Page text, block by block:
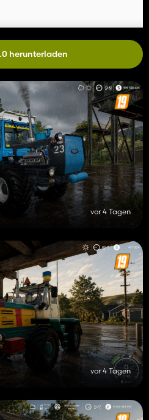
herunterladen
vor 4 Tagen
vor 4 Tagen